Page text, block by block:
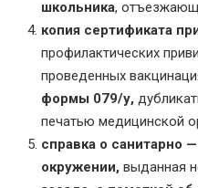
школьника,
копия сертификата
профилактических
проведенных
формы 079/у,
печатью медицинской
справка о санитарно
окружении, выданная